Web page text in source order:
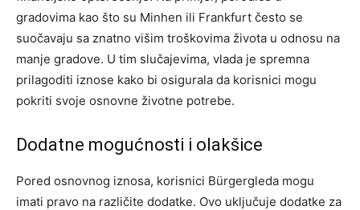
gradovima kao što su Minhen ili Frankfurt često se
suočavaju sa znatno višim troškovima života u odnosu na
manje gradove. U tim slučajevima, vlada je spremna
prilagoditi iznose kako bi osigurala da korisnici mogu
pokriti svoje osnovne životne potrebe.
Dodatne mogućnosti i olakšice
Pored osnovnog iznosa, korisnici Bürgergleda mogu
imati pravo na različite dodatke. Ovo uključuje dodatke za